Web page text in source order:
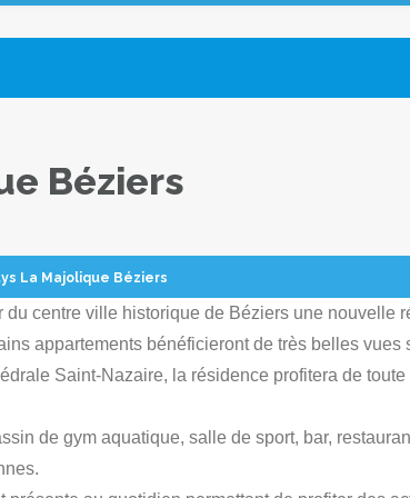
Béziers
La Majolique Béziers
centre ville historique de Béziers une nouvelle
appartements bénéficieront de très belles vues
Saint-Nazaire, la résidence profitera de
de gym aquatique, salle de sport, bar,